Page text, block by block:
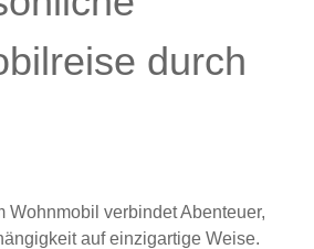
durch
Wohnmobil verbindet Abenteuer,
auf einzigartige Weise.